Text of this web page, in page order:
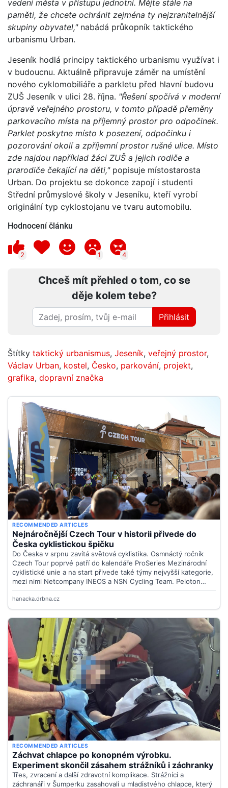
vedení města v přístupu jednotní. Mějte stále na
paměti, že chcete ochránit zejména ty nejzranitelnější
skupiny obyvatel,"nabádá průkopník taktického
urbanismu Urban.
Jeseník hodlá principy taktického urbanismu využívat i
v budoucnu. Aktuálně připravuje záměr na umístění
nového cyklomobiliáře a parkletu před hlavní budovu
ZUŠ Jeseník v ulici 28. října. "Řešení spočívá v moderní
úpravě veřejného prostoru, v tomto případě přeměny
parkovacího místa na příjemný prostor pro odpočinek.
Parklet poskytne místo k posezení, odpočinku i
pozorování okolí a zpříjemní prostor rušné ulice. Místo
zde najdou například žáci ZUŠ a jejich rodiče a
prarodiče čekající na děti,"popisuje místostarosta
Urban. Do projektu se dokonce zapojí i studenti
Střední průmyslové školy v Jeseníku, kteří vyrobí
originální typ cyklostojanu ve tvaru automobilu.
Hodnocení článku
2 1 4
Chceš mít přehled o tom, co se
děje kolem tebe?
Přihlásit
Štítky taktický urbanismus, Jeseník, veřejný prostor,
Václav Urban, kostel, Česko, parkování, projekt,
grafika, dopravní značka